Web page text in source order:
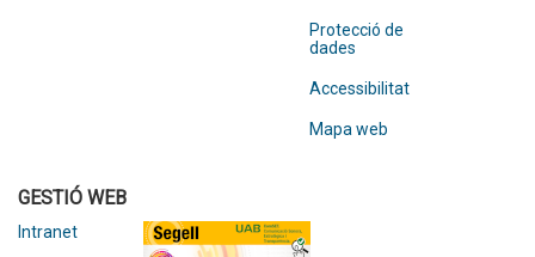
Protecció de
dades
Accessibilitat
Mapa web
GESTIÓ WEB
Intranet